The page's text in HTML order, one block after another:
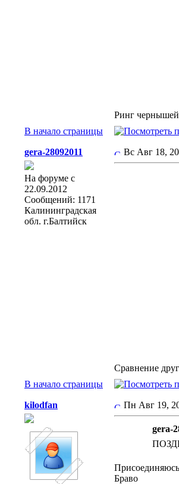
Ринг
В начало страницы
gera-28092011
На форуме с
22.09.2012
Сообщений: 1171
Калининградская
обл. г.Балтийск
Вс Авг 18,
Сравнение
В начало страницы
kilodfan Пн Авг 19,
gera-
Браво